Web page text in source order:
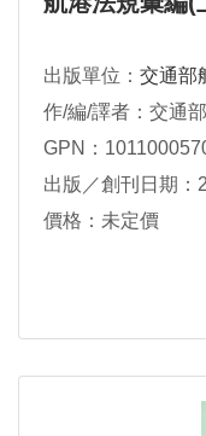
出版單位： 交通部
作/編/譯者：交通
GPN：
出版／創刊日期：
價格：未定價